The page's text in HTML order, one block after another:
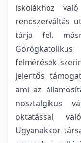
iskolákhoz
rendszerváltás
tárja fel,
felmérések
jelentős
ami az
nosztalgikus
oktatással
Ugyanakkor